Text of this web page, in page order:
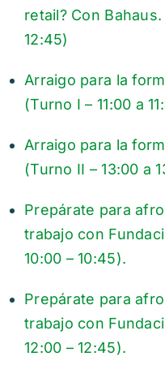
retail? Con
12:45)
Arraigo para la
(Turno I – 11:00 a
Arraigo para la
(Turno II – 13:00 a
Prepárate para
trabajo con
10:00 – 10:45).
Prepárate para
trabajo con
12:00 – 12:45).